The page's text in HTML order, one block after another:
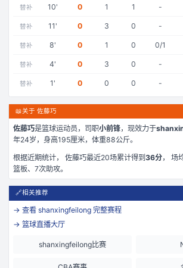
替补 10' 0 1 1 -
替补 11' 0 3 0 -
替补 8' 0 1 0 0/1
替补 4' 0 3 0 -
替补 1' 0 0 0 -
📖关于 佐藤巧
佐藤巧是篮球运动员，司职小前锋，现效力于
年24岁 ，身高195厘米，体重88公斤。
根据近期统计，
佐藤巧最近20场累计得到36分， 场
篮板、 7次助攻。
🔗相关推荐
→ 查看 shanxingfeilong 完整赛程
→ 篮球直播大厅
shanxingfeilong比赛